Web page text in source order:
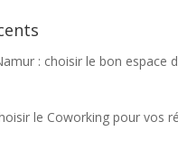
: choisir le bon espace
le Coworking pour vos